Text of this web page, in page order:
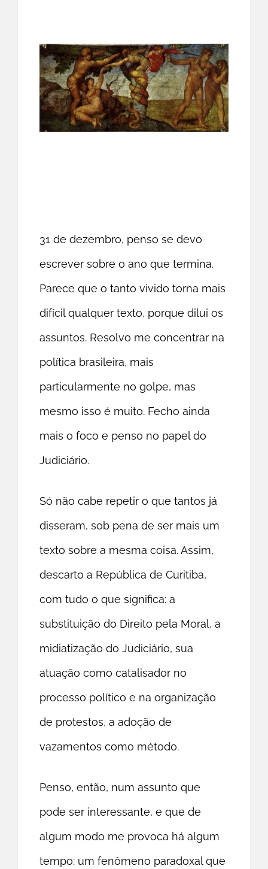
31 de dezembro, penso se devo
escrever sobre o ano que termina.
Parece que o tanto vivido torna mais
difícil qualquer texto, porque dilui os
assuntos. Resolvo me concentrar na
política brasileira, mais
particularmente no golpe, mas
mesmo isso é muito. Fecho ainda
mais o foco e penso no papel do
Judiciário.
Só não cabe repetir o que tantos já
disseram, sob pena de ser mais um
texto sobre a mesma coisa. Assim,
descarto a República de Curitiba,
com tudo o que significa: a
substituição do Direito pela Moral, a
midiatização do Judiciário, sua
atuação como catalisador no
processo político e na organização
de protestos, a adoção de
vazamentos como método.
Penso, então, num assunto que
pode ser interessante, e que de
algum modo me provoca há algum
tempo: um fenômeno paradoxal que